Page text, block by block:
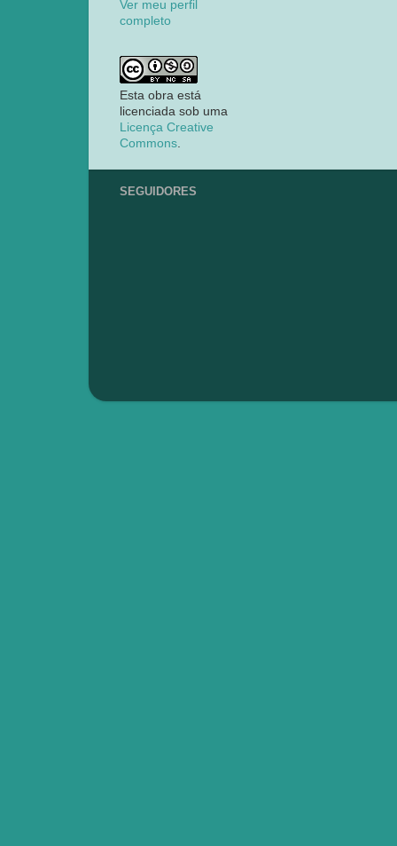
Ver meu perfil
completo
Esta obra está
licenciada sob uma
Licença Creative
Commons.
SEGUIDORES